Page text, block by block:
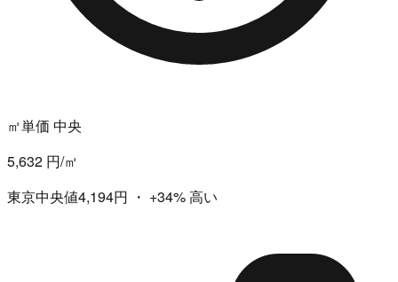
㎡単価 中央
5,632 円/㎡
東京中央値4,194円 ・ +34%高い